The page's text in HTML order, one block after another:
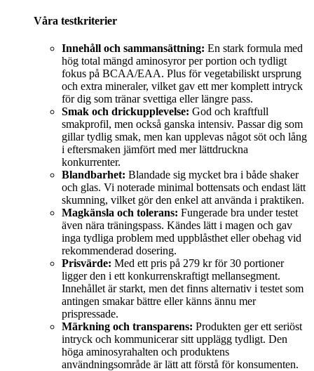
Våra testkriterier
Innehåll och sammansättning: En stark formula med
hög total mängd aminosyror per portion och tydligt
fokus på BCAA/EAA. Plus för vegetabiliskt ursprung
och extra mineraler, vilket gav ett mer komplett intryck
för dig som tränar svettiga eller längre pass.
Smak och drickupplevelse: God och kraftfull
smakprofil, men också ganska intensiv. Passar dig som
gillar tydlig smak, men kan upplevas något söt och lång
i eftersmaken jämfört med mer lättdruckna
konkurrenter.
Blandbarhet: Blandade sig mycket bra i både shaker
och glas. Vi noterade minimal bottensats och endast lätt
skumning, vilket gör den enkel att använda i praktiken.
Magkänsla och tolerans: Fungerade bra under testet
även nära träningspass. Kändes lätt i magen och gav
inga tydliga problem med uppblåsthet eller obehag vid
rekommenderad dosering.
Prisvärde: Med ett pris på 279 kr för 30 portioner
ligger den i ett konkurrenskraftigt mellansegment.
Innehållet är starkt, men det finns alternativ i testet som
antingen smakar bättre eller känns ännu mer
prispressade.
Märkning och transparens: Produkten ger ett seriöst
intryck och kommunicerar sitt upplägg tydligt. Den
höga aminosyrahalten och produktens
användningsområde är lätt att förstå för konsumenten.